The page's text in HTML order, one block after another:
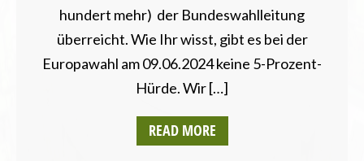
hundert mehr) der Bundeswahlleitung
überreicht. Wie Ihr wisst, gibt es bei der
Europawahl am 09.06.2024 keine 5-Prozent-
Hürde. Wir […]
READ MORE